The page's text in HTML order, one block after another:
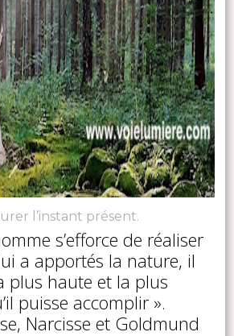
l’instant présent.
s’efforce de réaliser
a apportés la nature, il
plus haute et la plus
puisse accomplir ».
Narcisse et Goldmund